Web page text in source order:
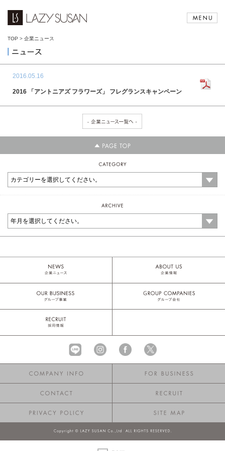
TOP > 企業ニュース
2016.05.16
2016 「アントニアズ フラワーズ」 フレグランスキャンペーン